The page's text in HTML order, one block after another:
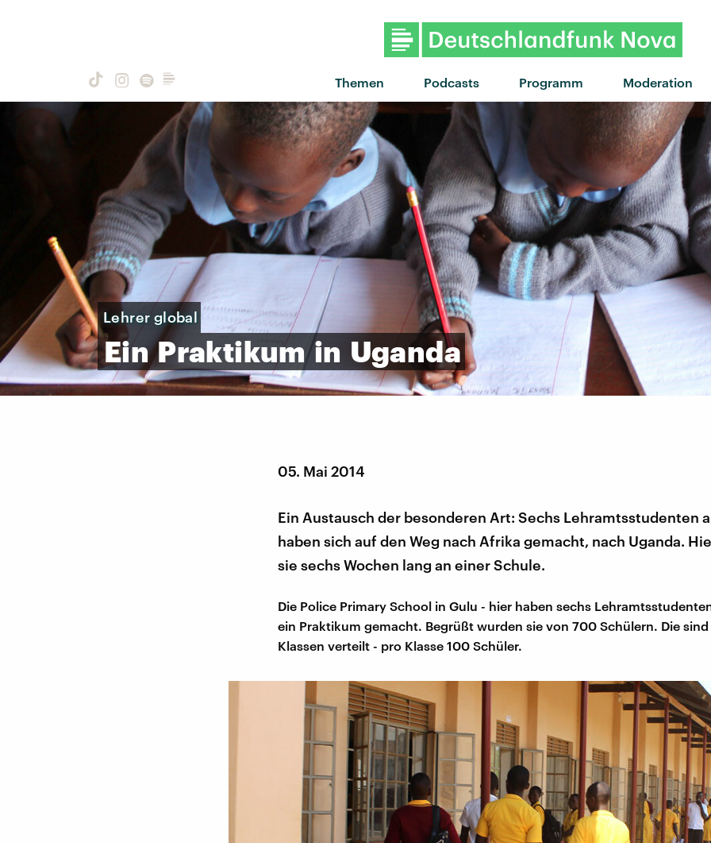
Themen Podcasts Programm Moderation
"On Ira" von ZAZ · "On Ira" von
Lehrer global
Ein Praktikum in Uganda
05. Mai 2014
Ein Austausch der besonderen Art: Sechs Lehramtsstudenten
haben sich auf den Weg nach Afrika gemacht, nach Uganda.
sie sechs Wochen lang an einer Schule.
Die Police Primary School in Gulu - hier haben sechs
ein Praktikum gemacht. Begrüßt wurden sie von 700 Schülern. Die
Klassen verteilt - pro Klasse 100 Schüler.